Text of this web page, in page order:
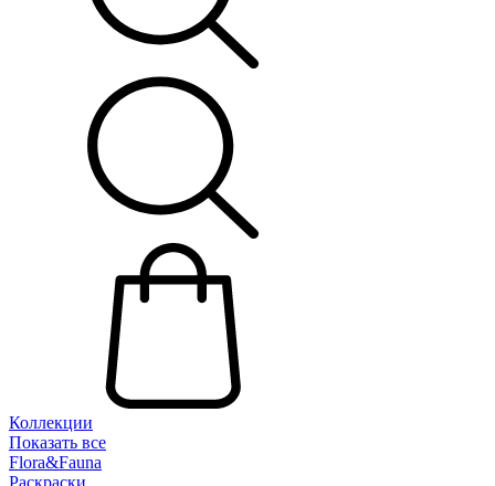
Коллекции
Показать все
Flora&Fauna
Раскраски